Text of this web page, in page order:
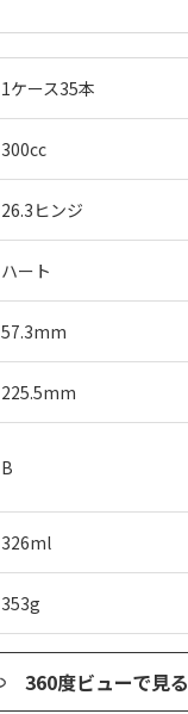
1ケース35本
300cc
26.3ヒンジ
ハート
57.3mm
225.5mm
B
326ml
353g
360度ビューで見る